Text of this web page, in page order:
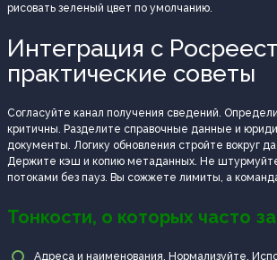
рисовать зеленый цвет по умолчанию.
Интеграция с
практические советы
Согласуйте канал получения сведений.
критичны. Разделите справочные данные и
документы. Логику обновления стройте вокруг
Держите кэш и копию метаданных. Не
потоками без пауз. Вы сожжете лимиты, а
Тонкости, о которых часто
Адреса и наименования. Нормализуйте.